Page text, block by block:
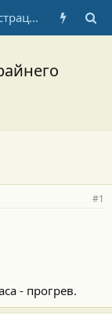
Регистрация
#1
- прогрев.